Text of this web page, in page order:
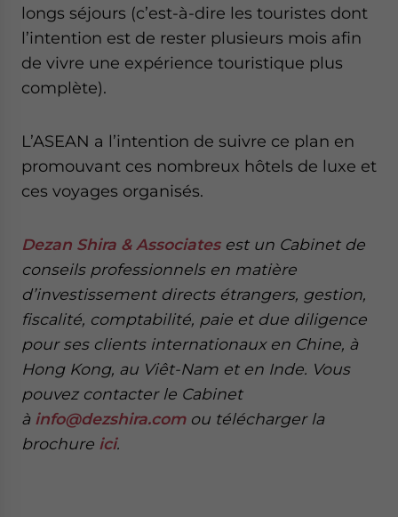
longs séjours (c’est-à-dire les touristes dont
l’intention est de rester plusieurs mois afin
de vivre une expérience touristique plus
complète).
L’ASEAN a l’intention de suivre ce plan en
promouvant ces nombreux hôtels de luxe et
ces voyages organisés.
Dezan Shira & Associatesest un Cabinet de
conseils professionnels en matière
d’investissement directs étrangers, gestion,
fiscalité, comptabilité, paie et due diligence
pour ses clients internationaux en Chine, à
Hong Kong, au Viêt-Nam et en Inde. Vous
pouvez contacter le Cabinet
à info@dezshira.comou télécharger la
brochure ici.